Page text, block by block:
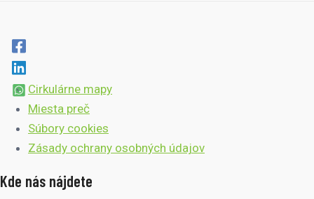
Cirkulárne mapy
Miesta preč
Súbory cookies
Zásady ochrany osobných údajov
Kde nás nájdete